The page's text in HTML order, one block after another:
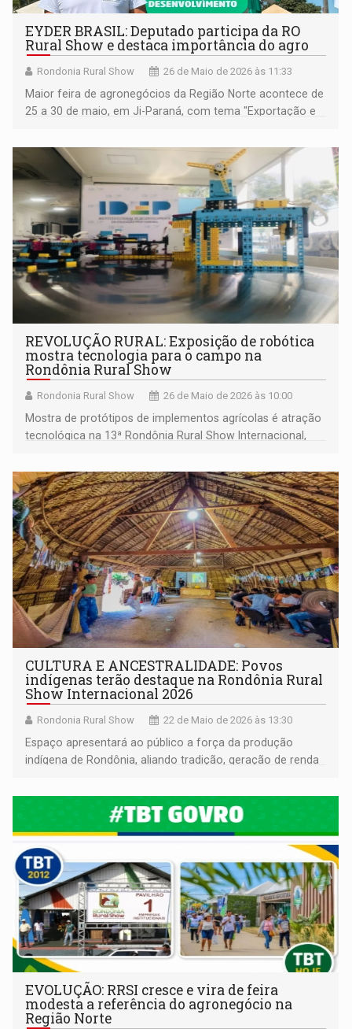
EYDER BRASIL: Deputado participa da RO
Rural Show e destaca importância do agro
Rondonia Rural Show 26 de Maio de 2026 às 11:33
Maior feira de agronegócios da Região Norte acontece de
25 a 30 de maio, em Ji-Paraná, com tema "Exportação e
REVOLUÇÃO RURAL: Exposição de robótica
mostra tecnologia para o campo na
Rondônia Rural Show
Rondonia Rural Show 26 de Maio de 2026 às 10:00
Mostra de protótipos de implementos agrícolas é atração
tecnológica na 13ª Rondônia Rural Show Internacional,
CULTURA E ANCESTRALIDADE: Povos
indígenas terão destaque na Rondônia Rural
Show Internacional 2026
Rondonia Rural Show 22 de Maio de 2026 às 13:30
Espaço apresentará ao público a força da produção
indígena de Rondônia, aliando tradição, geração de renda
Região Norte
EVOLUÇÃO: RRSI cresce e vira de feira
modesta a referência do agronegócio na
Região Norte